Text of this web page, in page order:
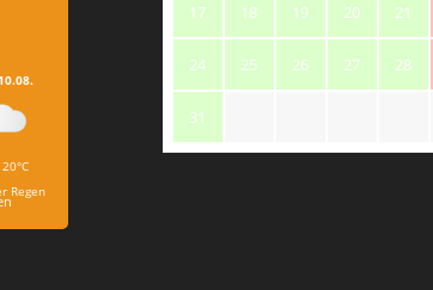
Regen
17 18 19 20 21
24 25 26 27 28
31